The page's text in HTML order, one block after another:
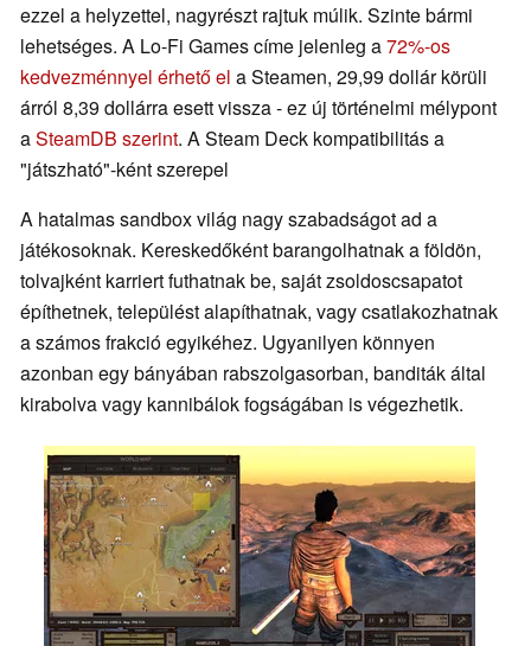
ezzel a helyzettel, nagyrészt rajtuk múlik. Szinte bármi
lehetséges. A Lo-Fi Games címe jelenleg a72%-os
kedvezménnyel érhető el a Steamen, 29,99 dollár körüli
árról 8,39 dollárra esett vissza - ez új történelmi mélypont
aSteamDB szerint. A Steam Deck kompatibilitás a
"játszható"-ként szerepel
A hatalmas sandbox világ nagy szabadságot ad a
játékosoknak. Kereskedőként barangolhatnak a földön,
tolvajként karriert futhatnak be, saját zsoldoscsapatot
építhetnek, települést alapíthatnak, vagy csatlakozhatnak
a számos frakció egyikéhez. Ugyanilyen könnyen
azonban egy bányában rabszolgasorban, banditák által
kirabolva vagy kannibálok fogságában is végezhetik.